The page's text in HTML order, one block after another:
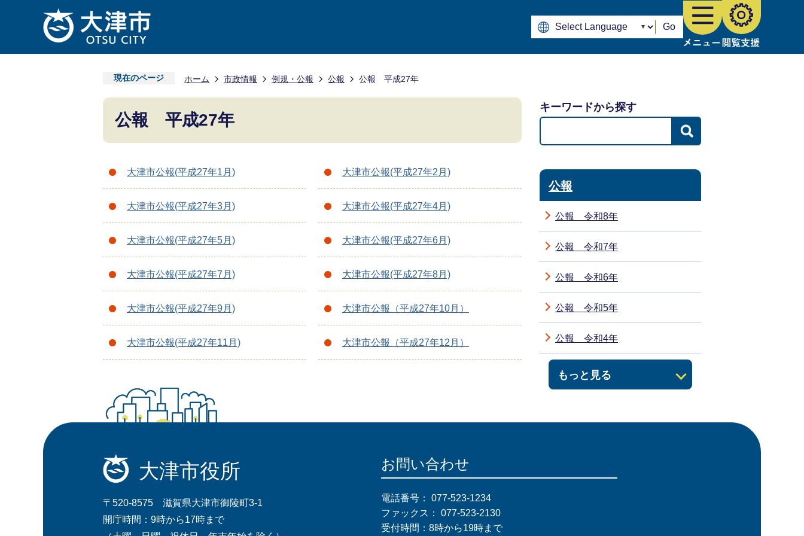
Go
現在のページ ホーム 市政情報 例規・公報 公報 公報 平成27年
公報 平成27年
大津市公報(平成27年1月) 大津市公報(平成27年2月)
大津市公報(平成27年3月) 大津市公報(平成27年4月)
大津市公報(平成27年5月) 大津市公報(平成27年6月)
大津市公報(平成27年7月) 大津市公報(平成27年8月)
大津市公報(平成27年9月) 大津市公報（平成27年10月）
大津市公報(平成27年11月) 大津市公報（平成27年12月）
キーワードから探す
公報
公報 令和8年
公報 令和7年
公報 令和6年
もっと見る
公報 令和5年
公報 令和4年
大津市役所
〒520-8575 滋賀県大津市御陵町3-1
開庁時間：9時から17時まで
お問い合わせ
電話番号： 077-523-1234
ファックス： 077-523-2130
受付時間：8時から19時まで